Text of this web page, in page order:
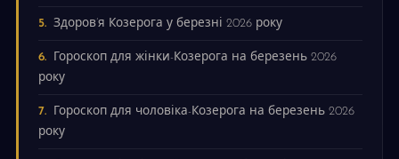
Здоров’я Козерога у березні 2026 року
Гороскоп для жінки-Козерога на березень 2026
року
Гороскоп для чоловіка-Козерога на березень 2026
року